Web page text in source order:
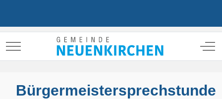
Mobile Menu Toggle Off-
Bürgermeistersprechstunde